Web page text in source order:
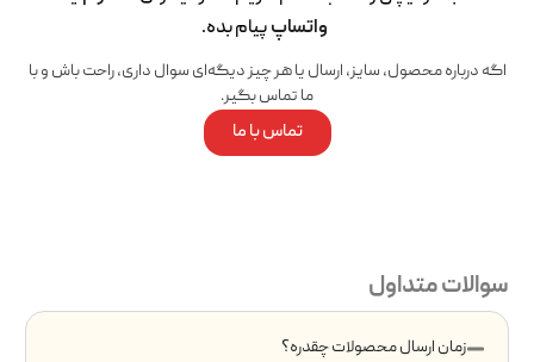
واتساپپیام بده.
اگه درباره محصول، سایز، ارسال یا هر چیز دیگه‌ای سوال داری، راحت باش و با
ما تماس بگیر.
تماس با ما
سوالات متداول
زمان ارسال محصولات چقدره؟